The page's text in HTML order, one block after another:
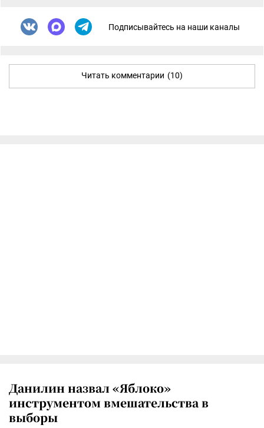
Подписывайтесь на наши каналы
Читать комментарии (10)
Данилин назвал «Яблоко»
инструментом вмешательства в
выборы